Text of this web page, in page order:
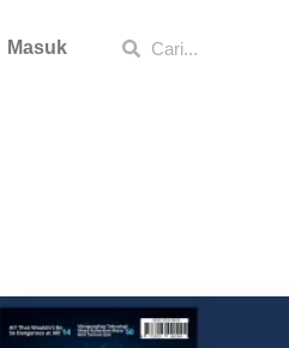
Masuk